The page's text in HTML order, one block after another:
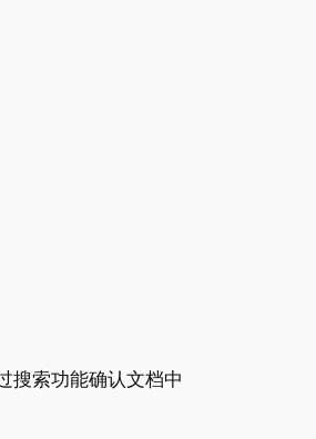
搜索功能确认文档中